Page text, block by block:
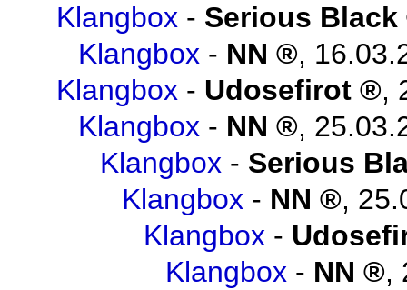
Klangbox - Serious Black
Klangbox - NN ,
Klangbox - Udosefirot ,
Klangbox - NN ,
Klangbox - Serious
Klangbox - NN ,
Klangbox -
Klangbox - NN ,